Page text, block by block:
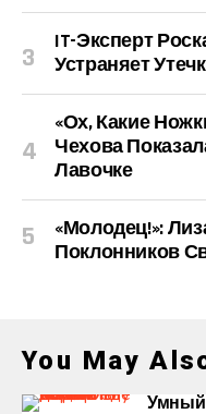
IT-Эксперт
Устраняет
«Ох, Какие
Чехова
Лавочке
«Молодец!»:
Поклонников
You May